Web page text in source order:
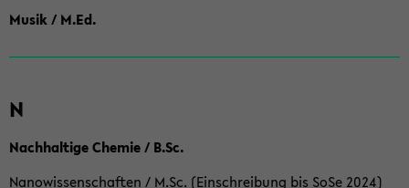
Musik / M.Ed.
N
Nachhaltige Chemie / B.Sc.
Nanowissenschaften / M.Sc. (Einschreibung bis SoSe 2024)